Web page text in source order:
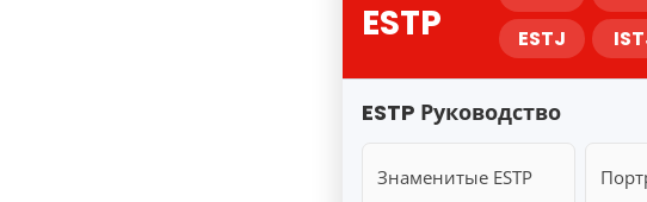
ESTP
ESTJ
ESTP Руководство
Знаменитые ESTP